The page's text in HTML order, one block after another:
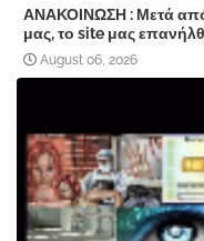
ΑΝΑΚΟΙΝΩΣΗ : Μετά
μας, το site μας
August 06, 2026